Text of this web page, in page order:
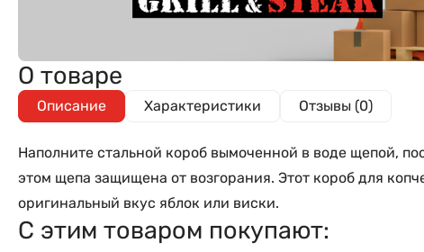
О товаре
Описание Характеристики Отзывы (0)
Наполните стальной короб вымоченной в воде щепой,
этом щепа защищена от возгорания. Этот короб для
оригинальный вкус яблок или виски.
С этим товаром покупают: